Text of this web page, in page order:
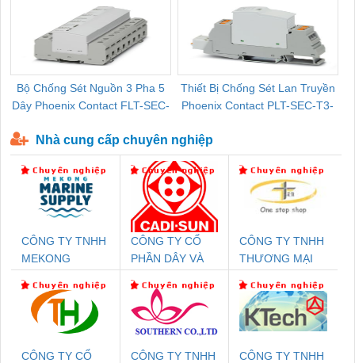
Bộ Chống Sét Nguồn 3 Pha 5
Dây Phoenix Contact FLT-SEC-
Thiết Bị Chống Sét Lan Truyền
Phoenix Contact PLT-SEC-T3-
Nhà cung cấp chuyên nghiệp
CÔNG TY TNHH
MEKONG
CÔNG TY CỔ
PHẦN DÂY VÀ
THƯỢNG ĐÌNH
CÔNG TY TNHH
THƯƠNG MẠI
NAM
CÔNG TY CỔ
CÔNG TY TNHH
CÔNG TY TNHH